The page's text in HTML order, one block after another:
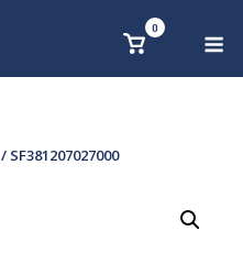
Se 0
/ SF381207027000